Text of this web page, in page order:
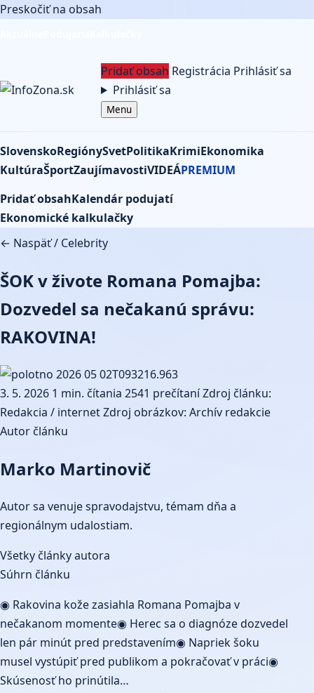
Preskočiť na obsah
Pridať obsah Registrácia Prihlásiť sa
Prihlásiť sa
Menu
SlovenskoRegiónySvetPolitikaKrimiEkonomika
KultúraŠportZaujímavostiVIDEÁPREMIUM
Pridať obsahKalendár podujatí
Ekonomické kalkulačky
← Naspäť/ Celebrity
ŠOK v živote Romana Pomajba:
Dozvedel sa nečakanú správu:
RAKOVINA!
3. 5. 2026 1 min. čítania 2541 prečítaníZdroj článku:
Redakcia / internetZdroj obrázkov: Archív redakcie
Autor článku
Marko Martinovič
Autor sa venuje spravodajstvu, témam dňa a
regionálnym udalostiam.
Všetky články autora
Súhrn článku
◉ Rakovina kože zasiahla Romana Pomajba v
nečakanom momente◉ Herec sa o diagnóze dozvedel
len pár minút pred predstavením◉ Napriek šoku
musel vystúpiť pred publikom a pokračovať v práci◉
Skúsenosť ho prinútila…